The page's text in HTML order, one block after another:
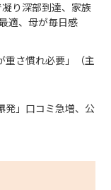
り深部到達、家族
適、母が毎日感
さ慣れ必要」（主
発」口コミ急増、公